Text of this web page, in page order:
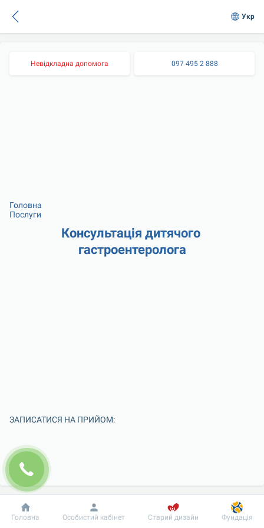
Укр
Невідкладна допомога 097 495 2 888
Головна
Послуги
Консультація дитячого
гастроентеролога
ЗАПИСАТИСЯ НА ПРИЙОМ:
Добробут Інформація Пацієнту
Головна Особистий кабінет Старий дизайн Фундація